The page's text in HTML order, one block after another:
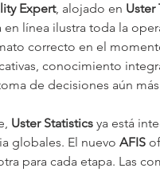
Expert, alojado en Uster
línea ilustra toda la
correcto en el
conocimiento
de decisiones aún
Uster Statistics ya está
globales. El nuevo AFIS
para cada etapa. Las